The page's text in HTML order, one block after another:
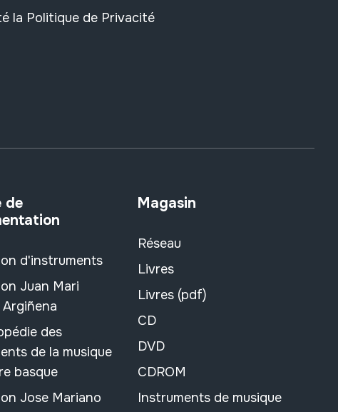
la Politique de Privacité
de
d'instruments
Juan Mari
des
de la musique
basque
Jose Mariano
Magasin
Réseau
Livres
Livres (pdf)
CD
DVD
CDROM
Instruments de musique